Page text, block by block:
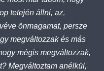
tetején állni, az,
önmagamat, persze
megváltozzak és más
mégis megváltozzak,
Megváltoztam anélkül,